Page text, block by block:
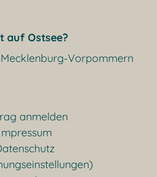
auf Ostsee?
Vorpommern
anmelden